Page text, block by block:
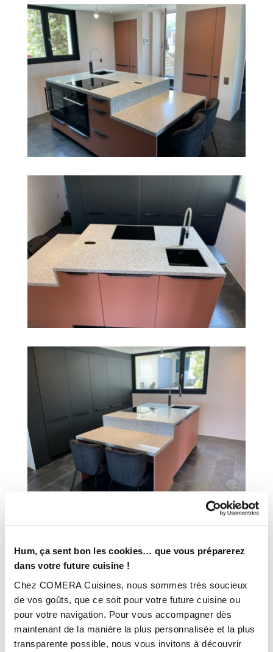
Hum, ça sent bon les cookies… que vous préparerez
dans votre future cuisine !
Chez COMERA Cuisines, nous sommes très soucieux
de vos goûts, que ce soit pour votre future cuisine ou
pour votre navigation. Pour vous accompagner dès
maintenant de la manière la plus personnalisée et la plus
transparente possible, nous vous invitons à découvrir